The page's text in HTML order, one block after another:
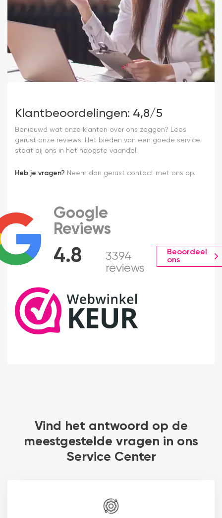
Klantbeoordelingen: 4,8/5
Benieuwd wat onze klanten over ons zeggen? Lees
gerust onze reviews. Het bieden van een goede service
staat bij ons in het hoogste vaandel.
Heb je vragen? Neem dan gerust contact met ons op.
4.8
Google
Reviews
3394
reviews
Beoordeel
ons
Vind het antwoord op de
meestgestelde vragen in ons
Service Center